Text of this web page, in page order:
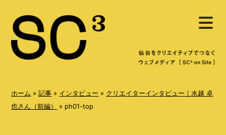
メ
ニ
を
開
く
ホーム »記事 » インタビュー » クリエイターインタビュー｜水越 卓
也さん（前編）
» ph01-top